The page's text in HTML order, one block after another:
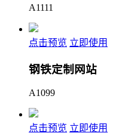
A1111
点击预览 立即使用
钢铁定制网站
A1099
点击预览 立即使用